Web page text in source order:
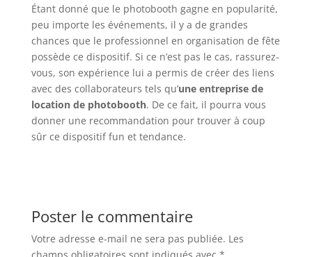
Étant donné que le photobooth gagne en popularité,
peu importe les événements, il y a de grandes
chances que le professionnel en organisation de fête
possède ce dispositif. Si ce n’est pas le cas, rassurez-
vous, son expérience lui a permis de créer des liens
avec des collaborateurs tels qu’une entreprise de
location de photobooth. De ce fait, il pourra vous
donner une recommandation pour trouver à coup
sûr ce dispositif fun et tendance.
Poster le commentaire
Votre adresse e-mail ne sera pas publiée. Les